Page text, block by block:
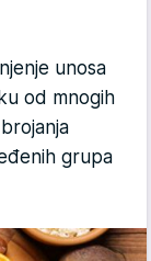
unosa
od mnogih
grupa